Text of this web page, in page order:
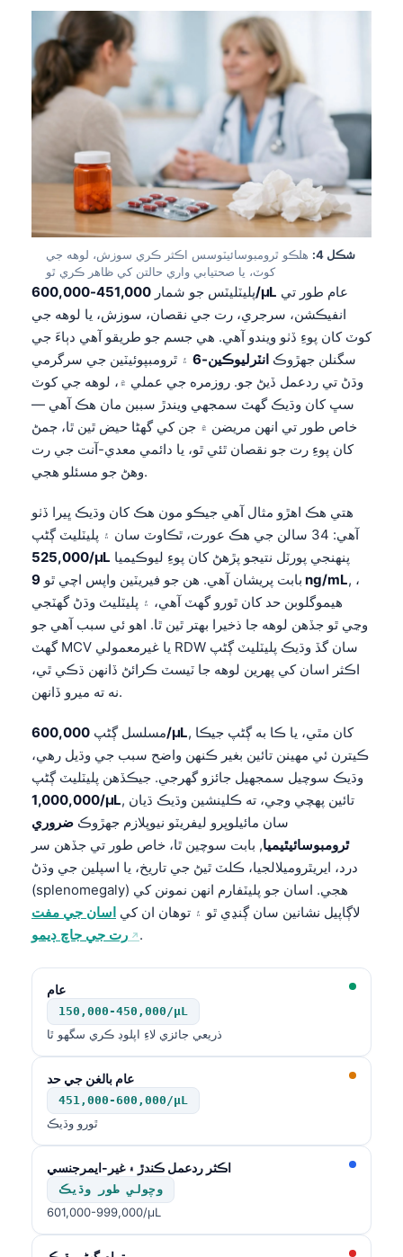
شڪل 4:
هلڪو ٿرومبوسائيٽوسس اڪثر ڪري سوزش، لوهه جي
کوٽ، يا صحتيابي واري حالتن کي ظاهر ڪري ٿو
پليٽليٽس جو شمار451,000-600,000/µL
انفيڪشن، سرجري، رت جي نقصان، سوزش، يا لوهه جي
کوٽ کان پوءِ ڏٺو ويندو آهي. هي جسم جو طريقو آهي دٻاءَ جي
سگنلن جهڙوڪ انٽرليوڪين-6
۽ ٿرومبپوئيٽين جي سرگرمي
وڌڻ تي ردعمل ڏيڻ جو. روزمره جي عملي ۾، لوهه جي کوٽ
سڀ کان وڌيڪ گهٽ سمجهي ويندڙ سببن مان هڪ آهي —
خاص طور تي انهن مريضن ۾ جن کي گهڻا حيض ٿين ٿا، ڄمڻ
کان پوءِ رت جو نقصان ٿئي ٿو، يا دائمي معدي-آنت جي رت
وهڻ جو مسئلو هجي.
هتي هڪ اهڙو مثال آهي جيڪو مون هڪ کان وڌيڪ ڀيرا ڏٺو
آهي: 34 سالن جي هڪ عورت، ٿڪاوٽ سان ۽ پليٽليٽ ڳڻپ
525,000/µL
بابت پريشان آهي. هن جو فيريٽين واپس اچي ٿو 9 ng/mL, ،
هيموگلوبن حد کان ٿورو گهٽ آهي، ۽ پليٽليٽ وڌڻ گهٽجي
وڃي ٿو جڏهن لوهه جا ذخيرا بهتر ٿين ٿا. اهو ئي سبب آهي جو
گهٽ MCV يا غيرمعمولي RDW سان گڏ وڌيڪ پليٽليٽ ڳڻپ
اڪثر اسان کي پهرين لوهه جا ٽيسٽ ڪرائڻ ڏانهن ڌڪي ٿي،
نه ته ميرو ڏانهن.
مسلسل ڳڻپ600,000/µL, کان مٿي، يا ڪا به ڳڻپ جيڪا
ڪيترن ئي مهينن تائين بغير ڪنهن واضح سبب جي وڌيل رهي،
وڌيڪ سوچيل سمجهيل جائزو گهرجي. جيڪڏهن پليٽليٽ ڳڻپ
1,000,000/µL, تائين پهچي وڃي، ته ڪلينشين وڌيڪ ڌيان
سان مائيلوپرو ليفريٽو نيوپلازم جهڙوڪ ضروري
ٿرومبوسائيٿيميا, بابت سوچين ٿا، خاص طور تي جڏهن سر
درد، ايريٿروميلالجيا، ڪلٽ ٿيڻ جي تاريخ، يا اسپلين جي وڌڻ
(splenomegaly) هجي. اسان جو پليٽفارم انهن نمونن کي
لاڳاپيل نشانين سان ڳنڍي ٿو ۽ توهان ان کي اسان جي مفت
رت جي جاچ ڊيمو
.
عام
150,000-450,000/µL
ذريعي جائزي لاءِ اپلوڊ ڪري سگهو ٿا
عام بالغن جي حد
451,000-600,000/µL
ٿورو وڌيڪ
اڪثر ردعمل ڪندڙ ۽ غير-ايمرجنسي
وچولي طور وڌيڪ
601,000-999,000/µL